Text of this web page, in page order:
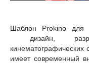
Шаблон Prokino для
дизайн,
кинематографических
имеет современный